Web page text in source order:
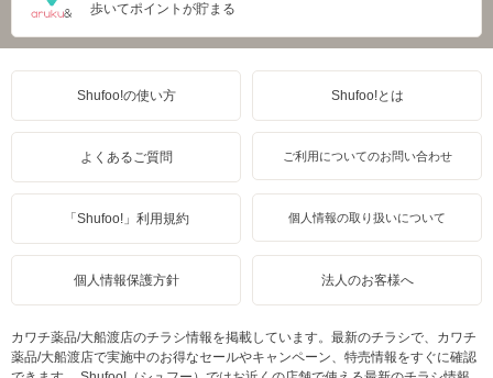
歩いてポイントが貯まる
Shufoo!の使い方 Shufoo!とは
よくあるご質問 ご利用についてのお問い合わせ
「Shufoo!」利用規約 個人情報の取り扱いについて
個人情報保護方針 法人のお客様へ
カワチ薬品/大船渡店のチラシ情報を掲載しています。最新のチラシで、カワチ
薬品/大船渡店で実施中のお得なセールやキャンペーン、特売情報をすぐに確認